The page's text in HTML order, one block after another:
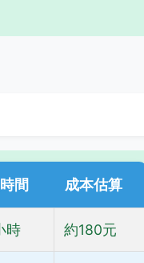
間 成本估算
時 約180元